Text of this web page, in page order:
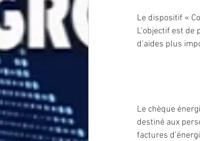
Le dispositif «
L’objectif est
d’aides plus
Le chèque
destiné aux
factures